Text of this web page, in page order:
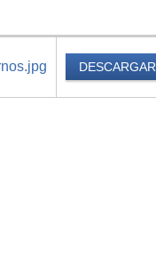
DESCARGAR